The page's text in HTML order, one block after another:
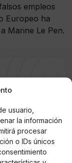
usuario,
la información
procesar
o IDs únicos
empleos
Europeo ha
Marine Le Pen.